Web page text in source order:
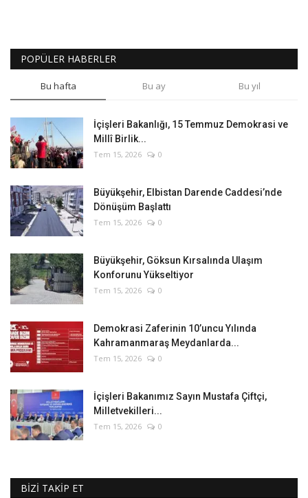
POPÜLER HABERLER
Bu hafta Bu ay Bu yıl
İçişleri Bakanlığı, 15 Temmuz Demokrasi ve
Millî Birlik...
Tem 15, 2026 0
Büyükşehir, Elbistan Darende Caddesi’nde
Dönüşüm Başlattı
Tem 15, 2026 0
Büyükşehir, Göksun Kırsalında Ulaşım
Konforunu Yükseltiyor
Tem 15, 2026 0
Demokrasi Zaferinin 10’uncu Yılında
Kahramanmaraş Meydanlarda...
Tem 15, 2026 0
İçişleri Bakanımız Sayın Mustafa Çiftçi,
Milletvekilleri...
Tem 15, 2026 0
BİZİ TAKİP ET